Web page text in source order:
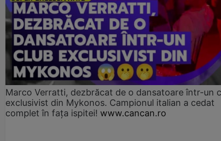
Marco Verratti, dezbrăcat de o dansatoare într-un
exclusivist din Mykonos. Campionul italian a cedat
complet în fața ispitei! www.cancan.ro